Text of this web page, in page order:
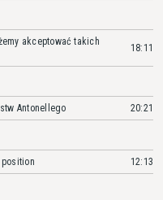
akceptować takich
18:11
Antonellego 20:21
12:13